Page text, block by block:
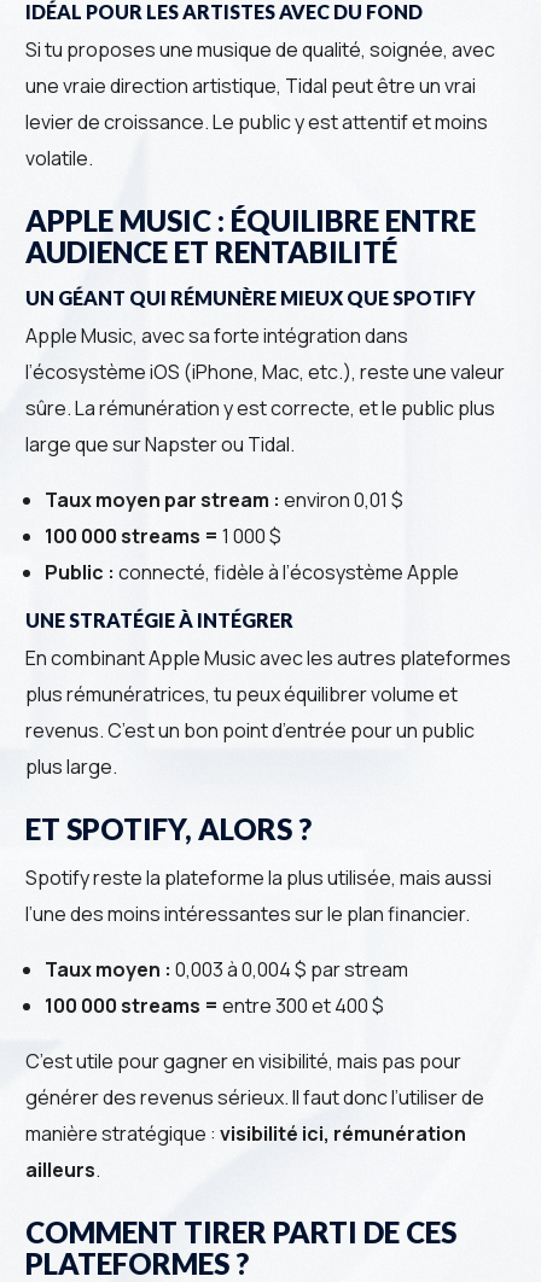
IDÉAL POUR LES ARTISTES AVEC DU FOND
Si tu proposes une musique de qualité, soignée, avec
une vraie direction artistique, Tidal peut être un vrai
levier de croissance. Le public y est attentif et moins
volatile.
APPLE MUSIC : ÉQUILIBRE ENTRE
AUDIENCE ET RENTABILITÉ
UN GÉANT QUI RÉMUNÈRE MIEUX QUE SPOTIFY
Apple Music, avec sa forte intégration dans
l’écosystème iOS (iPhone, Mac, etc.), reste une valeur
sûre. La rémunération y est correcte, et le public plus
large que sur Napster ou Tidal.
Taux moyen par stream : environ 0,01 $
100 000 streams = 1 000 $
Public : connecté, fidèle à l’écosystème Apple
UNE STRATÉGIE À INTÉGRER
En combinant Apple Music avec les autres plateformes
plus rémunératrices, tu peux équilibrer volume et
revenus. C’est un bon point d’entrée pour un public
plus large.
ET SPOTIFY, ALORS ?
Spotify reste la plateforme la plus utilisée, mais aussi
l’une des moins intéressantes sur le plan financier.
Taux moyen : 0,003 à 0,004 $ par stream
100 000 streams = entre 300 et 400 $
C’est utile pour gagner en visibilité, mais pas pour
générer des revenus sérieux. Il faut donc l’utiliser de
manière stratégique :visibilité ici, rémunération
ailleurs.
COMMENT TIRER PARTI DE CES
PLATEFORMES ?